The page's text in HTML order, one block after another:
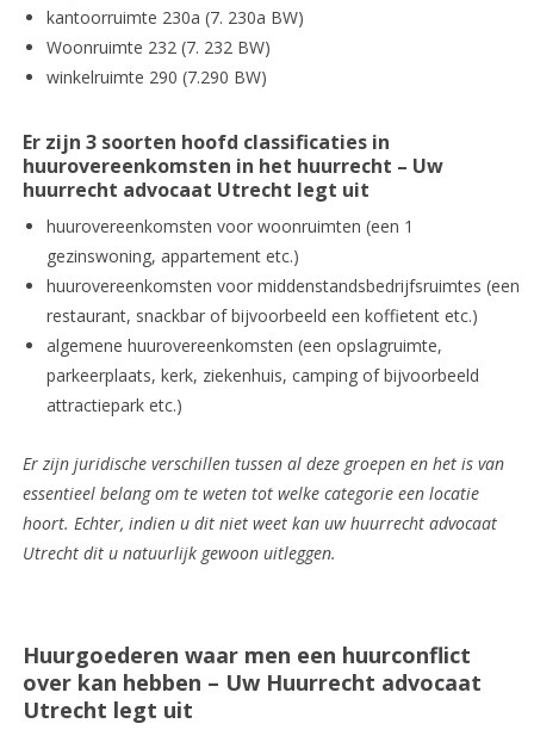
kantoorruimte 230a (7. 230a BW)
Woonruimte 232 (7. 232 BW)
winkelruimte 290 (7.290 BW)
Er zijn 3 soorten hoofd classificaties in
huurovereenkomsten in het huurrecht – Uw
huurrecht advocaat Utrecht legt uit
huurovereenkomsten voor woonruimten (een 1
gezinswoning, appartement etc.)
huurovereenkomsten voor middenstandsbedrijfsruimtes (een
restaurant, snackbar of bijvoorbeeld een koffietent etc.)
algemene huurovereenkomsten (een opslagruimte,
parkeerplaats, kerk, ziekenhuis, camping of bijvoorbeeld
attractiepark etc.)
Er zijn juridische verschillen tussen al deze groepen en het is van
essentieel belang om te weten tot welke categorie een locatie
hoort. Echter, indien u dit niet weet kan uw huurrecht advocaat
Utrecht dit u natuurlijk gewoon uitleggen.
Huurgoederen waar men een huurconflict
over kan hebben – Uw Huurrecht advocaat
Utrecht legt uit